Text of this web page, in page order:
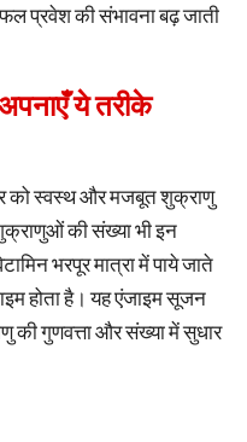
प्रवेश की संभावना बढ़ जाती
ये तरीके
को स्वस्थ और मजबूत शुक्राणु
की संख्या भी इन
भरपूर मात्रा में पाये जाते
होता है। यह एंजाइम सूजन
की गुणवत्ता और संख्या में सुधार